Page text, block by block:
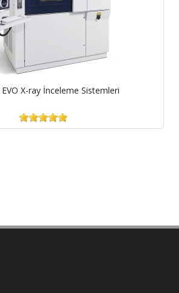
X-ray İnceleme Sistemleri